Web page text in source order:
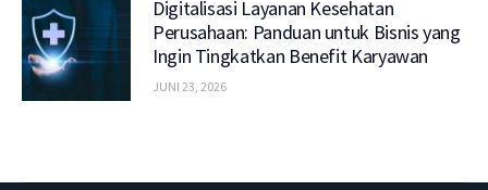
Digitalisasi Layanan Kesehatan
Perusahaan: Panduan untuk Bisnis yang
Ingin Tingkatkan Benefit Karyawan
JUNI 23, 2026